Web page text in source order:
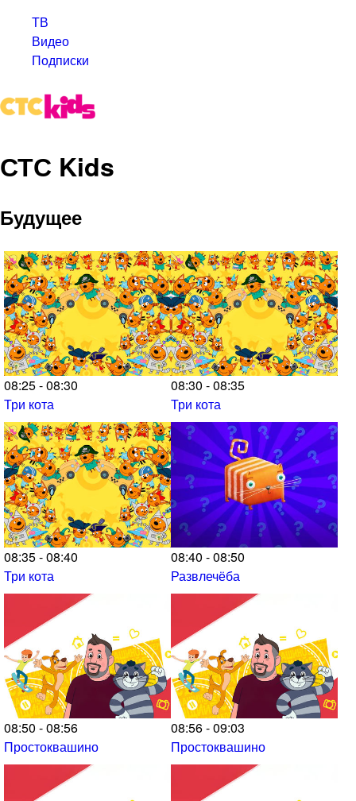
ТВ
Видео
Подписки
СТС Kids
Будущее
08:25 - 08:30
Три кота
08:30 - 08:35
Три кота
08:35 - 08:40
Три кота
08:40 - 08:50
Развлечёба
08:50 - 08:56
Простоквашино
08:56 - 09:03
Простоквашино